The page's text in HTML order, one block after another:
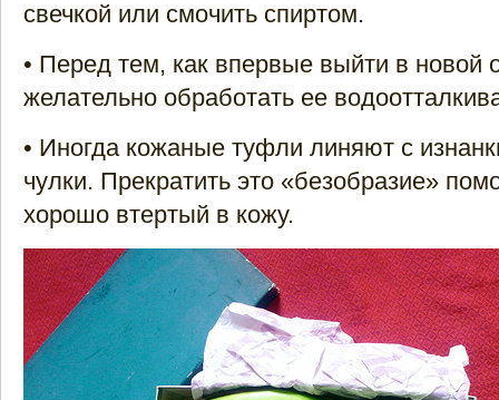
свечкой или смочить спиртом.
• Перед тем, как впервые выйти в новой
желательно обработать ее
• Иногда кожаные туфли линяют с
чулки. Прекратить это «безобразие»
хорошо втертый в кожу.